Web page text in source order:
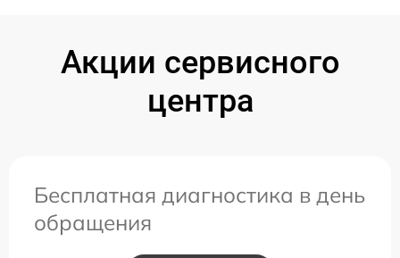
Акции сервисного
центра
Бесплатная диагностика в день
обращения